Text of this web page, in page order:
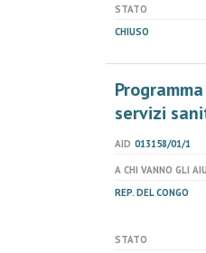
STATO
CHIUSO
servizi
AID 013158/01/1
A CHI VANNO GLI
REP. DEL CONGO
STATO